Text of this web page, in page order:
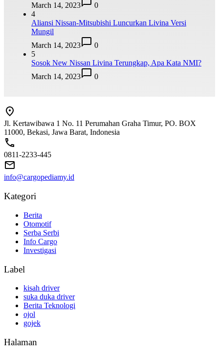
March 14, 2023
0
4
Aliansi Nissan-Mitsubishi Luncurkan Livina Versi
Mungil
March 14, 2023
0
5
Sosok New Nissan Livina Terungkap, Apa Kata NMI?
March 14, 2023
0
Jl. Kertawibawa 1 No. 11 Perumahan Graha Timur, PO. BOX
11000, Bekasi, Jawa Barat, Indonesia
0811-2233-445
info@cargopediamy.id
Kategori
Berita
Otomotif
Serba Serbi
Info Cargo
Investigasi
Label
kisah driver
suka duka driver
Berita Teknologi
ojol
gojek
Halaman